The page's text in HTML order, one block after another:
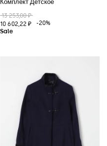
13 253,00 ₽
10 602,22 ₽
-20%